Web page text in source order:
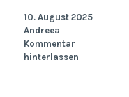
10. August 2025
Andreea
Kommentar
hinterlassen